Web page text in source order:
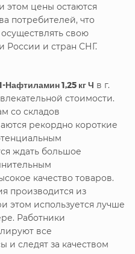
этом цены остаются
потребителей, что
свою
России и стран СНГ.
Нафтиламин 1,25 кг Ч в г.
стоимости.
со складов
рекордно короткие
ждать большое
качество товаров.
производится из
этом используется лучше
Работники
все
и следят за качеством